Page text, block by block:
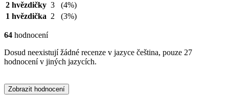
2 hvězdičky 3
(4%)
1 hvězdička 2 (3%)
64 hodnocení
Dosud neexistují žádné recenze v jazyce čeština, pouze 27
hodnocení v jiných jazycích.
Zobrazit hodnocení